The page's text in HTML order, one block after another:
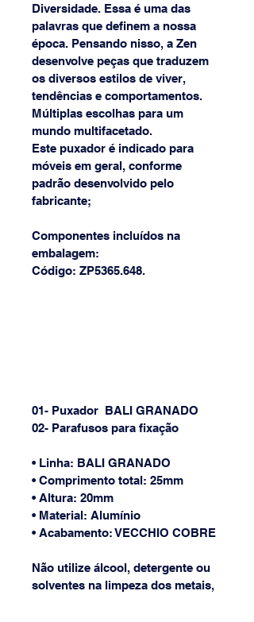
Diversidade. Essa é uma das
palavras que definem a nossa
época. Pensando nisso, a Zen
desenvolve peças que traduzem
os diversos estilos de viver,
tendências e comportamentos.
Múltiplas escolhas para um
mundo multifacetado.
Este puxador é indicado para
móveis em geral, conforme
padrão desenvolvido pelo
fabricante;
Componentes incluídos na
embalagem:
Código: ZP5365.648.
01- Puxador  BALI GRANADO
02- Parafusos para fixação
• Linha: BALI GRANADO
• Comprimento total: 25mm
• Altura: 20mm
• Material: Alumínio
• Acabamento: VECCHIO COBRE
Não utilize álcool, detergente ou
solventes na limpeza dos metais,